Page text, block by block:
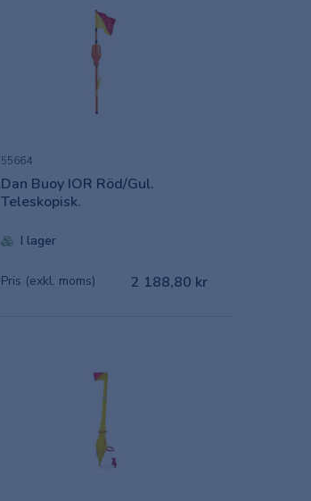
55664
Dan Buoy IOR Röd/Gul.
Teleskopisk.
I lager
Pris (exkl. moms) 2 188,80 kr